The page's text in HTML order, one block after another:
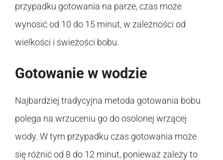
przypadku gotowania na parze, czas może
wynosić od 10 do 15 minut, w zależności od
wielkości i świeżości bobu.
Gotowanie w wodzie
Najbardziej tradycyjna metoda gotowania bobu
polega na wrzuceniu go do osolonej wrzącej
wody. W tym przypadku czas gotowania może
się różnić od 8 do 12 minut, ponieważ zależy to